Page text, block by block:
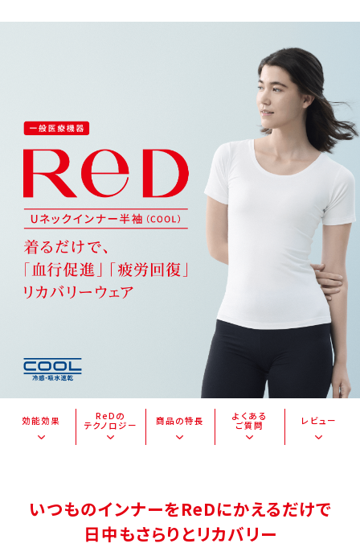
効能効果
ReDの
テクノロジー
商品の特長
よくある
ご質問
レビュー
いつものインナーをReDにかえるだけで
日中もさらりとリカバリー